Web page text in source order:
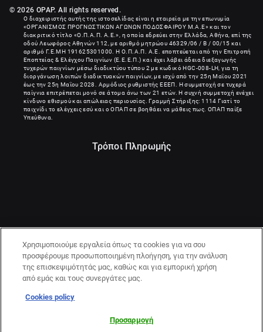
© 2026 OPAP. All rights reserved.
Ο διαχειριστής αυτής της ιστοσελίδας είναι η εταιρεία με την επωνυμία
«ΟΡΓΑΝΙΣΜΟΣ ΠΡΟΓΝΩΣΤΙΚΩΝ ΑΓΩΝΩΝ ΠΟΔΟΣΦΑΙΡΟΥ Μ.Α.Ε» και τον
διακριτικό τίτλο «Ο.Π.Α.Π. Α.Ε.», η οποία εδρεύει στην Ελλάδα, Αθήνα, επί της
οδού Λεωφόρος Αθηνών 112, με αριθμό μητρώου 46329/06 / B / 00/15 και
αριθμό Γ.Ε.ΜΗ 191625301000
. Η Ο.Π.Α.Π. Α.Ε. εποπτεύεται από την Επιτροπή
Εποπτείας & Ελέγχου Παιγνίων (Ε.Ε.Ε.Π.) και έχει λάβει άδεια διεξαγωγής
τυχερών παιγνίων μέσω διαδικτύου τύπου 2 με κωδικό HGC-008-LH, για τη
διοργάνωση λοιπών διαδικτυακών παιγνίων, με ισχύ από την 25η Μαΐου 2021
έως την 25η Μαΐου 2028. Αρμόδιος ρυθμιστής ΕΕΕΠ. Η συμμετοχή σε τυχερά
παίγνια επιτρέπεται μονό σε άτομα άνω των 21 ετών. Η συχνή συμμετοχή ενέχει
κίνδυνο εθισμού και απώλειας περιουσίας. Γραμμή Στήριξης: 1114 Γιατί το
παιχνίδι το ελέγχεις εσύ και ο ΟΠΑΠ σε βοηθάει να μάθεις πως. ΟΠΑΠ παίξε
Υπεύθυνα.
Τρόποι Πληρωμής
ΣΥΜΒΟΥΛΕΥΤΙΚΗΣ:1114
Χρησιμοποιούμε εργαλεία όπως τα cookies για να σου
προσφέρουμε προσωποποιημένη πλοήγηση, για την ανάλυση
της επισκεψιμότητάς μας, καθώς και για εμπορική χρήση
από εμάς και τους συνεργάτες μας.
Cookies policy
Προσαρμογή